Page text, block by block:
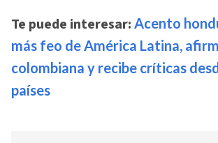
Te puede interesar: Acento
más feo de América Latina,
colombiana y recibe críticas
países